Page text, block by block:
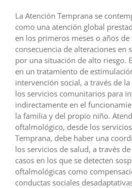
La Atención Temprana se
como una atención global
en los primeros meses o años
consecuencia de alteraciones en
por una situación de alto riesgo.
en un tratamiento de
intervención social, a través de
los servicios comunitarios para
indirectamente en el
la familia y del propio niño.
oftalmológico, desde los
Temprana, debe haber una
los servicios de salud, a través
casos en los que se detecten
oftalmológicas como
conductas sociales